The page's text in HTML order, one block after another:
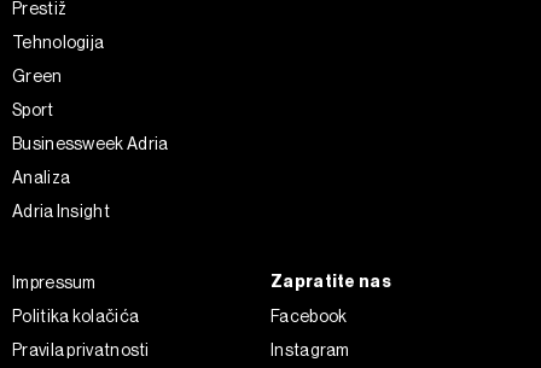
Prestiž
Tehnologija
Green
Sport
Businessweek Adria
Analiza
Adria Insight
Impressum
Politika kolačića
Pravila privatnosti
Zapratite nas
Facebook
Instagram